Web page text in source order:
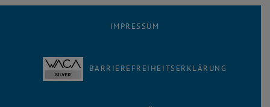
IMPRESSUM
BARRIEREFREIHEITSERKLÄRUNG